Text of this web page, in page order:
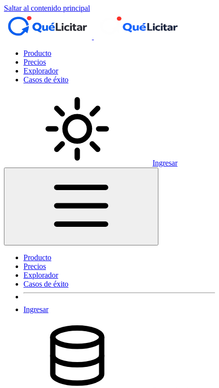
Saltar al contenido principal
Producto
Precios
Explorador
Casos de éxito
Ingresar
Producto
Precios
Explorador
Casos de éxito
Ingresar